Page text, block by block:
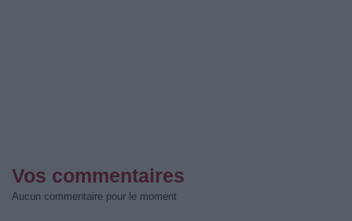
Vos commentaires
Aucun commentaire pour le moment